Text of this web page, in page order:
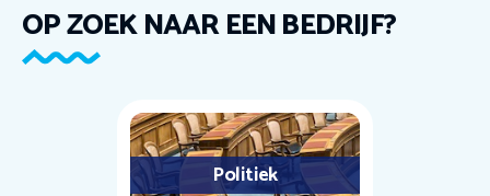
OP ZOEK NAAR EEN BEDRIJF?
Politiek